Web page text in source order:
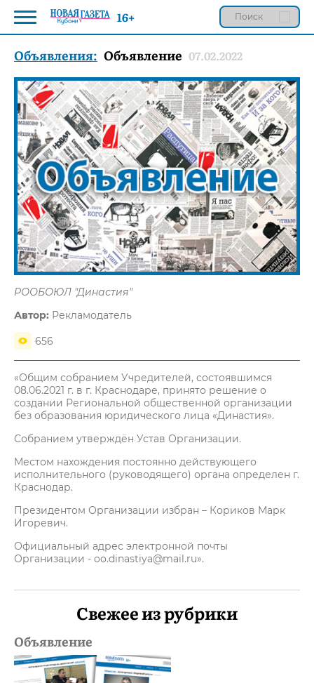
Объявления: Объявление 07.02.2022
РООБОЮЛ "Династия"
Автор: Рекламодатель
656
«Общим собранием Учредителей, состоявшимся
08.06.2021 г. в г. Краснодаре, принято решение о
создании Региональной общественной организации
без образования юридического лица «Династия».
Собранием утверждён Устав Организации.
Местом нахождения постоянно действующего
исполнительного (руководящего) органа определен г.
Краснодар.
Президентом Организации избран – Кориков Марк
Игоревич.
Официальный адрес электронной почты
Организации - oo.dinastiya@mail.ru».
Свежее из рубрики
Объявление
16+